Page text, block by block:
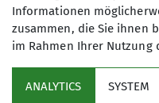
Überschreitung
Tolle Grattour in den
08.07.2026
wunderbaren Grat
Informationen
zusammen, die Sie ihnen
im Rahmen Ihrer Nutzung
ANALYTICS SYSTEM